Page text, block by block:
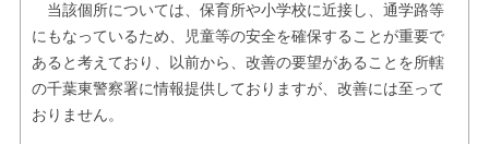
当該個所については、保育所や小学校に近接し、通学路等
にもなっているため、児童等の安全を確保することが重要で
あると考えており、以前から、改善の要望があることを所轄
の千葉東警察署に情報提供しておりますが、改善には至って
おりません。